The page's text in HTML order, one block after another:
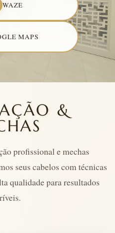
WAZE
MAPS
&
profissional e mechas
seus cabelos com técnicas
qualidade para resultados